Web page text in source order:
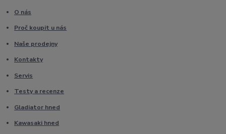
O nás
Proč koupit u nás
Naše prodejny
Kontakty
Servis
Testy a recenze
Gladiator hned
Kawasaki hned